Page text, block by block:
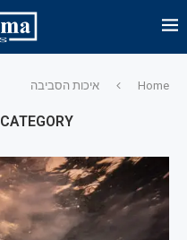
Home איכות הסביבה
CATEGORY: